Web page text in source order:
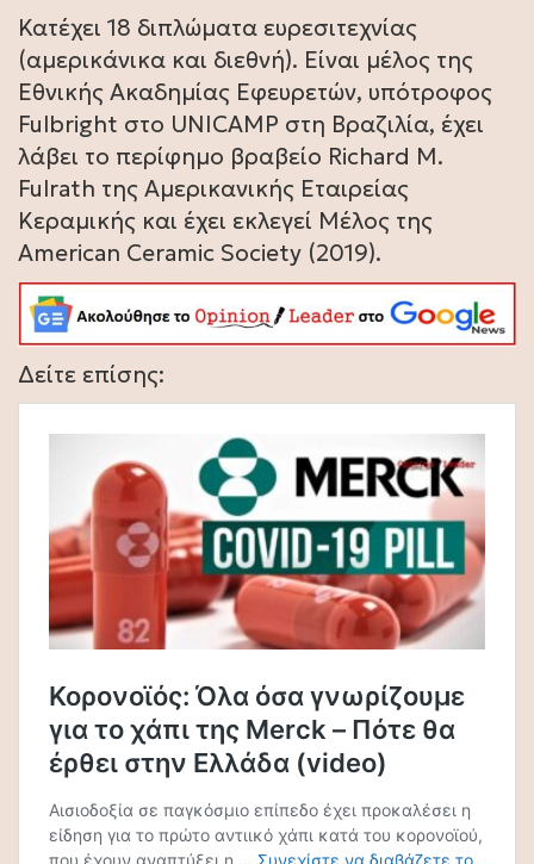
Κατέχει 18 διπλώματα ευρεσιτεχνίας
(αμερικάνικα και διεθνή). Είναι μέλος της
Εθνικής Ακαδημίας Εφευρετών, υπότροφος
Fulbright στο UNICAMP στη Βραζιλία, έχει
λάβει το περίφημο βραβείο Richard M.
Fulrath της Αμερικανικής Εταιρείας
Κεραμικής και έχει εκλεγεί Μέλος της
American Ceramic Society (2019).
Δείτε επίσης: